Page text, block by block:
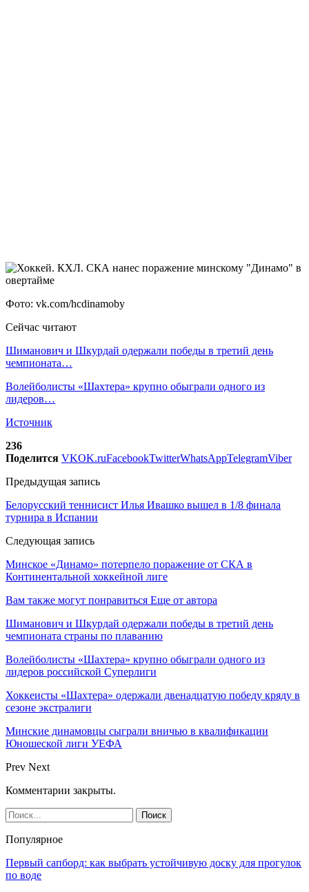
Фото: vk.com/hcdinamoby
Сейчас читают
Шиманович и Шкурдай одержали победы в третий день
чемпионата…
Волейболисты «Шахтера» крупно обыграли одного из
лидеров…
Источник
236
Поделится VKOK.ruFacebookTwitterWhatsAppTelegramViber
Предыдущая запись
Белорусский теннисист Илья Ивашко вышел в 1/8 финала
турнира в Испании
Следующая запись
Минское «Динамо» потерпело поражение от СКА в
Континентальной хоккейной лиге
Вам также могут понравиться Еще от автора
Шиманович и Шкурдай одержали победы в третий день
чемпионата страны по плаванию
Волейболисты «Шахтера» крупно обыграли одного из
лидеров российской Суперлиги
Хоккеисты «Шахтера» одержали двенадцатую победу кряду в
сезоне экстралиги
Минские динамовцы сыграли вничью в квалификации
Юношеской лиги УЕФА
Prev Next
Комментарии закрыты.
Популярное
Первый сапборд: как выбрать устойчивую доску для прогулок
по воде